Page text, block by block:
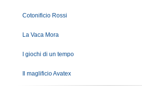
Cotonificio Rossi
La Vaca Mora
I giochi di un tempo
Il maglificio Avatex